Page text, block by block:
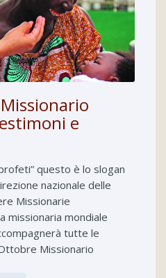
e
questo è lo slogan
nazionale delle
Missionarie
missionaria mondiale
tutte le
Missionario